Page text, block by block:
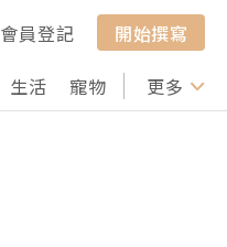
會員登記
開始撰寫
生活 寵物 行山 打卡
更多